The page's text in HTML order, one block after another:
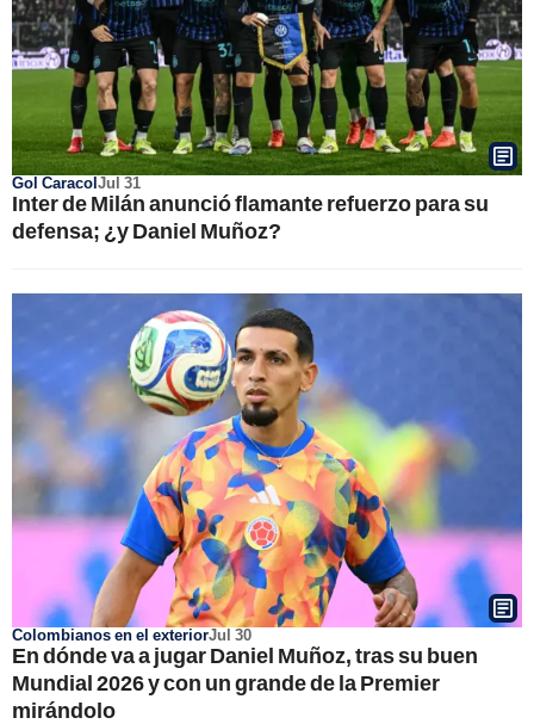
Gol CaracolJul 31
Inter de Milán anunció flamante refuerzo para su
defensa; ¿y Daniel Muñoz?
Colombianos en el exteriorJul 30
En dónde va a jugar Daniel Muñoz, tras su buen
Mundial 2026 y con un grande de la Premier
mirándolo